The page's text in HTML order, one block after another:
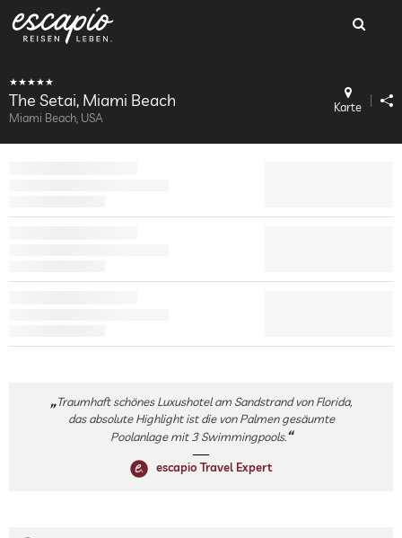
The Setai, Miami Beach
Miami Beach, USA
Karte
Traumhaft schönes Luxushotel am Sandstrand von Florida,
das absolute Highlight ist die von Palmen gesäumte
Poolanlage mit 3 Swimmingpools.
escapio Travel Expert